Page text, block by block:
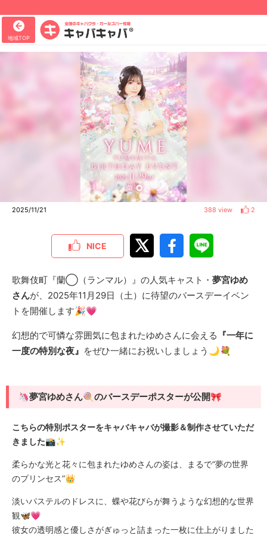
地域TOP
2025/11/21 388 view 2
NICE
歌舞伎町『蘭◯（ランマル）』の人気キャスト・ 夢宮ゆめ
さんが、2025年11月29日（土）に待望のバースデーイベン
トを開催します🎉💗
幻想的で可憐な雰囲気に包まれたゆめさんに会える 『一年に
一度の特別な夜』 をぜひ一緒にお祝いしましょう🌙💐
🦄夢宮ゆめさん🍭のバースデーポスターが公開🎀
こちらの特別ポスターをキャバキャバが撮影＆制作させていただ
きました📸✨
柔らかな光と花々に包まれたゆめさんの姿は、まるで“夢の世界
のプリンセス”👑
淡いパステルのドレスに、蝶や花びらが舞うような幻想的な世界
観🦋💗
彼女の透明感と優しさがぎゅっと詰まった一枚に仕上がりました